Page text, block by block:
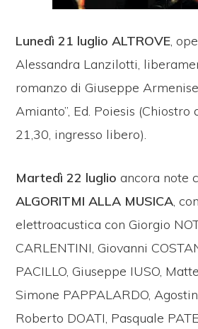
Lunedì 21 luglio ALTROVE,
Alessandra Lanzilotti,
romanzo di Giuseppe
Amianto”, Ed. Poiesis (Chiostro
21,30, ingresso libero).
Martedì 22 luglio ancora note
ALGORITMI ALLA MUSICA,
elettroacustica con Giorgio
CARLENTINI, Giovanni
PACILLO, Giuseppe IUSO,
Simone PAPPALARDO,
Roberto DOATI, Pasquale